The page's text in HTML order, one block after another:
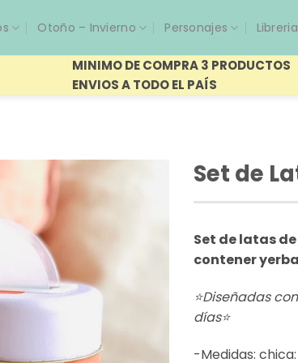
Otoño – Invierno Personajes Libreria
MINIMO DE COMPRA 3 PRODUCTOS
ENVIOS A TODO EL PAÍS
Set de
Set de latas
contener
⭐Diseñadas
días⭐
-Medidas: chica: